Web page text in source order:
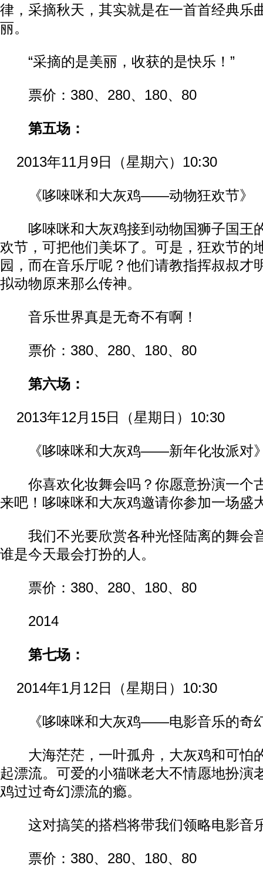
律，采摘秋天，其实就是在一首首经典乐
丽。
“采摘的是美丽，收获的是快乐！”
票价：380、280、180、80
第五场：
2013年11月9日（星期六）10:30
《哆唻咪和大灰鸡——动物狂欢节》
哆唻咪和大灰鸡接到动物国狮子国王
欢节，可把他们美坏了。可是，狂欢节的
园，而在音乐厅呢？他们请教指挥叔叔才
拟动物原来那么传神。
音乐世界真是无奇不有啊！
票价：380、280、180、80
第六场：
2013年12月15日（星期日）10:30
《哆唻咪和大灰鸡——新年化妆派对
你喜欢化妆舞会吗？你愿意扮演一个
来吧！哆唻咪和大灰鸡邀请你参加一场盛
我们不光要欣赏各种光怪陆离的舞会
谁是今天最会打扮的人。
票价：380、280、180、80
2014
第七场：
2014年1月12日（星期日）10:30
《哆唻咪和大灰鸡——电影音乐的奇
大海茫茫，一叶孤舟，大灰鸡和可怕的
起漂流。可爱的小猫咪老大不情愿地扮演
鸡过过奇幻漂流的瘾。
这对搞笑的搭档将带我们领略电影音
票价：380、280、180、80